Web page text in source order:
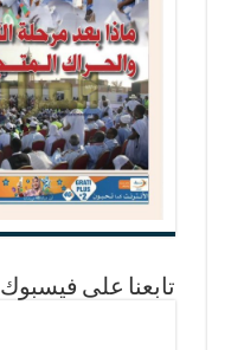
تابعنا على فيسبوك